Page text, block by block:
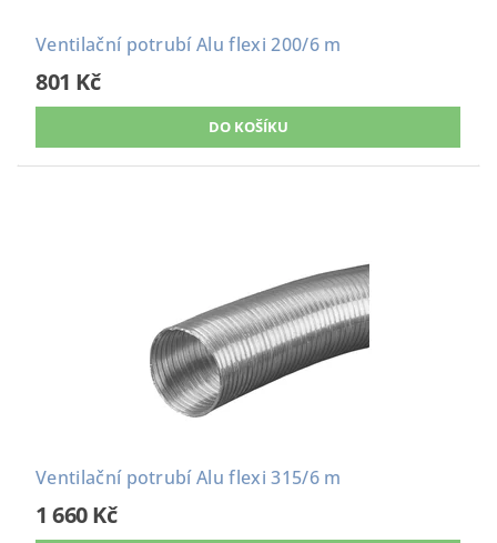
Ventilační potrubí Alu flexi 200/6 m
801 Kč
Ventilační potrubí Alu flexi 315/6 m
1 660 Kč